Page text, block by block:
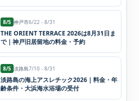
8/5 神戸市6/22 - 8/31
THE ORIENT TERRACE 2026は8月31日ま
で｜神戸旧居留地の料金・予約
8/5 淡路島7/10 - 8/31
淡路島の海上アスレチック2026｜料金・年
齢条件・大浜海水浴場の受付